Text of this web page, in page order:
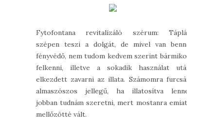
Fytofontana revitalizáló szérum: Táplál,
szépen teszi a dolgát, de mivel van benne
fényvédő, nem tudom kedvem szerint bármikor
felkenni, illetve a sokadik használat után
elkezdett zavarni az illata. Számomra furcsán
almaszószos jellegű, ha illatosítva lenne,
jobban tudnám szeretni, mert mostanra emiatt
mellőzötté vált.